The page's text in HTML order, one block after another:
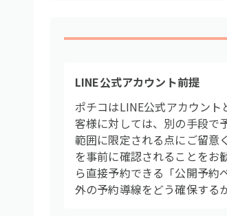
LINE公式アカウント前提
ポチコはLINE公式アカウン
客様に対しては、別の手段で
範囲に限定される点にご留意
を事前に確認されることをお
ら直接予約できる「公開予
外の予約導線をどう確保する